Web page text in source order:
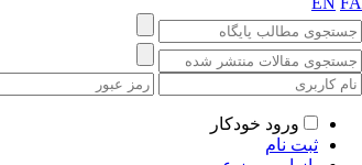
ورود خودکار
ثبت نام